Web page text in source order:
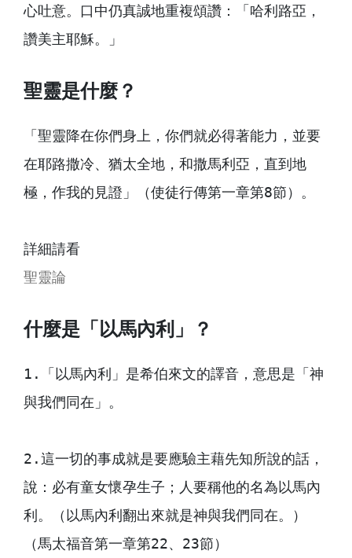
心吐意。口中仍真誠地重複頌讚：「哈利路亞，
讚美主耶穌。」
聖靈是什麼？
「聖靈降在你們身上，你們就必得著能力，並要
在耶路撒冷、猶太全地，和撒馬利亞，直到地
極，作我的見證」（使徒行傳第一章第8節）。
聖靈論
什麼是「以馬內利」？
1.「以馬內利」是希伯來文的譯音，意思是「神
與我們同在」。
2.這一切的事成就是要應驗主藉先知所說的話，
說：必有童女懷孕生子；人要稱他的名為以馬內
利。（以馬內利翻出來就是神與我們同在。）
（馬太福音第一章第22、23節）